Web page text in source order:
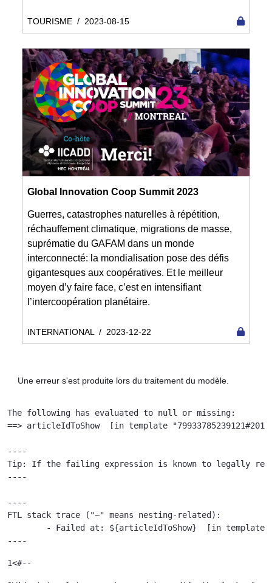
TOURISME / 2023-08-15
Global Innovation Coop Summit 2023
Guerres, catastrophes naturelles à répétition,
réchauffement climatique, migrations de masse,
suprématie du GAFAM dans un monde
interconnecté: la mondialisation pose des défis
gigantesques aux coopératives. Et le meilleur
moyen d’y faire face, c’est en intensifiant
l’intercoopération planétaire.
INTERNATIONAL / 2023-12-22
Une erreur s'est produite lors du traitement du modèle.
The following has evaluated to null or missing:
==> articleIdToShow  [in template
----
Tip: If the failing expression is known to legally refer
----
----
FTL stack trace ("~" means nesting-related):
----
1<#--